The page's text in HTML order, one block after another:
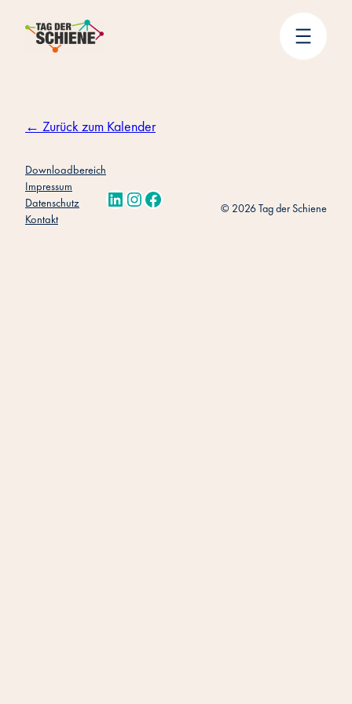
Inhalt
← Zurück zum Kalender
Downloadbereich
Impressum
Datenschutz
Kontakt
LinkedIn
Instagram
Facebook © 2026 Tag der Schiene